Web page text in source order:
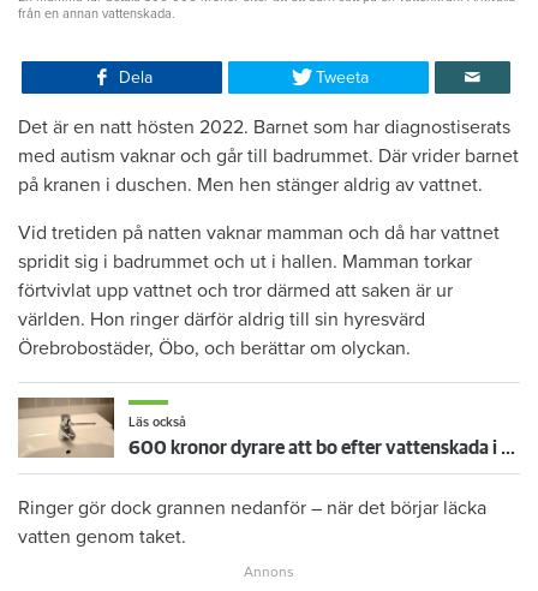
från en annan vattenskada.
Dela Tweeta
Det är en natt hösten 2022. Barnet som har diagnostiserats
med autism vaknar och går till badrummet. Där vrider barnet
på kranen i duschen. Men hen stänger aldrig av vattnet.
Vid tretiden på natten vaknar mamman och då har vattnet
spridit sig i badrummet och ut i hallen. Mamman torkar
förtvivlat upp vattnet och tror därmed att saken är ur
världen. Hon ringer därför aldrig till sin hyresvärd
Örebrobostäder, Öbo, och berättar om olyckan.
Läs också
600 kronor dyrare att bo efter vattenskada i Varberg
Ringer gör dock grannen nedanför – när det börjar läcka
vatten genom taket.